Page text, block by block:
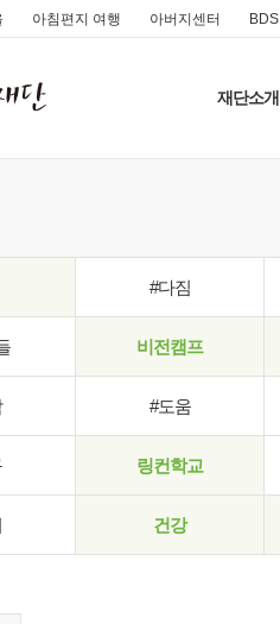
아침편지 여행 아버지센터 BDS
재단소개
#다짐
비전캠프
#도움
링컨학교
건강